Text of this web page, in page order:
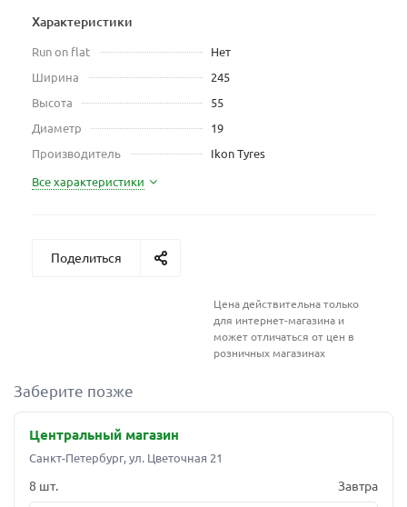
Характеристики
Run on flat
Нет
Ширина
245
Высота
55
Диаметр
19
Производитель
Ikon Tyres
Все характеристики
Поделиться
Цена действительна только
для интернет-магазина и
может отличаться от цен в
розничных магазинах
Заберите позже
Центральный магазин
Санкт-Петербург, ул. Цветочная 21
8 шт. Завтра